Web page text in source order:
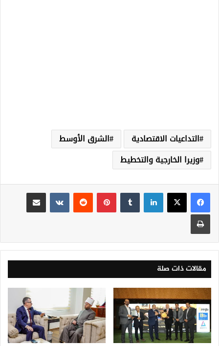
التداعيات الاقتصادية
الشرق الأوسط
وزيرا الخارجية والتخطيط
لينكدإن بينتيريست
مقالات ذات صلة